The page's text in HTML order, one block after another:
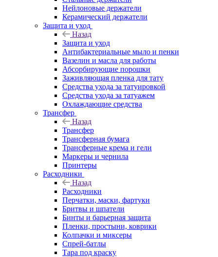
Нейлоновые держатели
Керамический держатели
Защита и уход
Назад
Защита и уход
Антибактериальные мыло и пенки
Вазелин и масла для работы
Абсорбирующие порошки
Заживляющая пленка для тату
Средства ухода за татуировкой
Средства ухода за татуажем
Охлаждающие средства
Трансфер
Назад
Трансфер
Трансферная бумага
Трансферные крема и гели
Маркеры и чернила
Принтеры
Расходники
Назад
Расходники
Перчатки, маски, фартуки
Бритвы и шпатели
Бинты и барьерная защита
Пленки, простыни, коврики
Колпачки и миксеры
Спрей-батлы
Тара под краску